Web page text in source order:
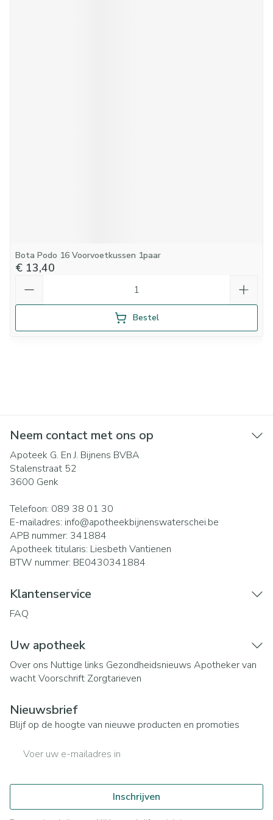
Bota Podo 16 Voorvoetkussen 1paar
€ 13,40
Bestel
Neem contact met ons op
Apoteek G. En J. Bijnens BVBA
Stalenstraat 52
3600 Genk
Telefoon: 089 38 01 30
E-mailadres: info@apotheekbijnenswaterschei.be
APB nummer: 341884
Apotheek titularis: Liesbeth Vantienen
BTW nummer: BE0430341884
Klantenservice
FAQ
Uw apotheek
Over ons Nuttige links Gezondheidsnieuws Apotheker van
wachtVoorschrift Zorgtarieven
Nieuwsbrief
Blijf op de hoogte van nieuwe producten en promoties
Inschrijven